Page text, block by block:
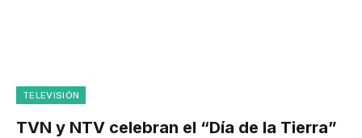
TELEVISIÓN
TVN y NTV celebran el “Día de la Tierra”